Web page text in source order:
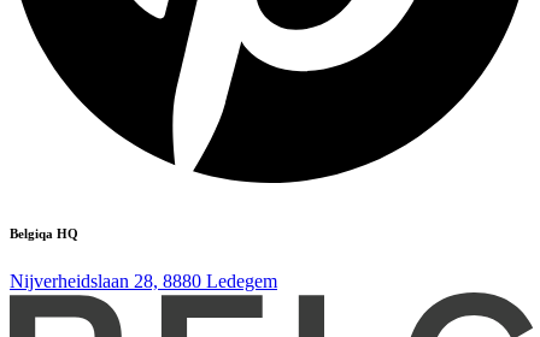
Belgiqa HQ
Nijverheidslaan 28, 8880 Ledegem